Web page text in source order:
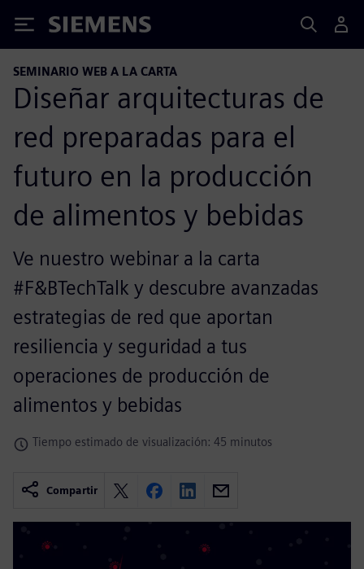
Siemens
SEMINARIO WEB A LA CARTA
Diseñar arquitecturas de
red preparadas para el
futuro en la producción
de alimentos y bebidas
Ve nuestro webinar a la carta
#F&BTechTalk y descubre avanzadas
estrategias de red que aportan
resiliencia y seguridad a tus
operaciones de producción de
alimentos y bebidas
Tiempo estimado de visualización: 45 minutos
Compartir